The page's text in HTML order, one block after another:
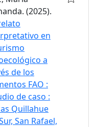
(2025).
en
a
de los
FAO :
de caso :
Quillahue
San Rafael,